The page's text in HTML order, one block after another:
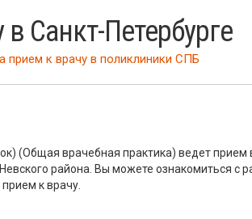
Санкт-Петербурге
прием к врачу в поликлиники СПБ
(Общая врачебная практика) ведет
района. Вы можете ознакомиться с
к врачу.